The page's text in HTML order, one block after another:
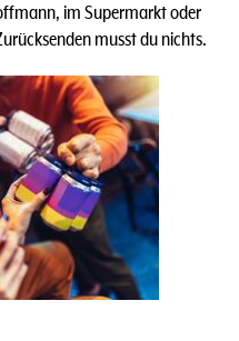
im Supermarkt oder
musst du nichts.